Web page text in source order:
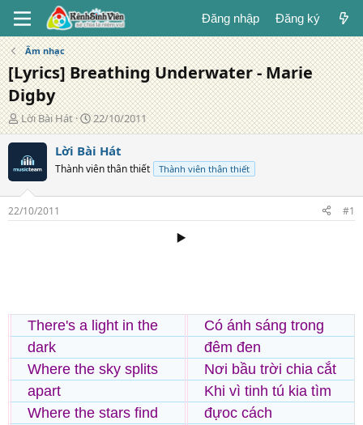
Đăng nhập Đăng ký
Âm nhạc
[Lyrics] Breathing Underwater - Marie
Digby
T
á
c
g
i
ả
Lời Bài Hát
N
g
à
y
đ
g
22/10/2011
Lời Bài Hát
Thành viên thân thiết Thành viên thân thiết
22/10/2011 #1
▶️
There's a light in the
dark
Where the sky splits
apart
Where the stars find
Có ánh sáng trong
đêm đen
Nơi bầu trời chia cắt
Khi vì tinh tú kia tìm
đựoc cách